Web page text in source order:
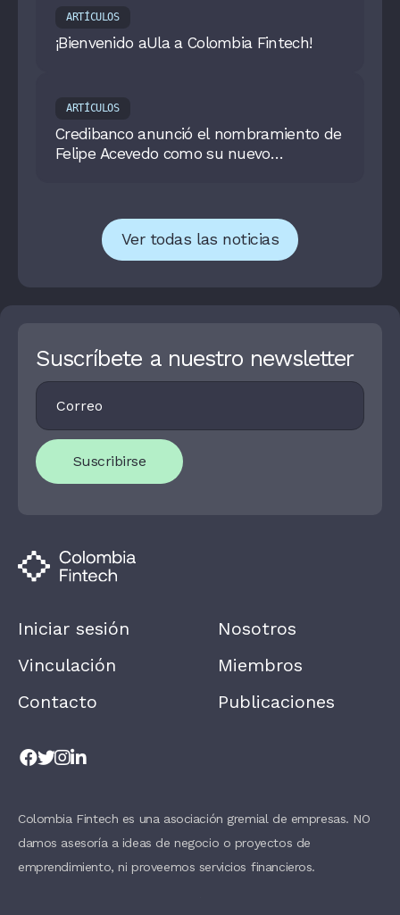
ARTÍCULOS
¡Bienvenido aUla a Colombia Fintech!
ARTÍCULOS
Credibanco anunció el nombramiento de
Felipe Acevedo como su nuevo
Ver todas las noticias
Suscríbete a nuestro newsletter
Footer
Newsletter
Suscribirse
I
O
U
A
R
N
,
V
H
S
L
A
K
Iniciar sesión
Vinculación
Contacto
Nosotros
Miembros
Publicaciones
Colombia Fintech es una asociación gremial de empresas. NO
damos asesoría a ideas de negocio o proyectos de
emprendimiento, ni proveemos servicios financieros.